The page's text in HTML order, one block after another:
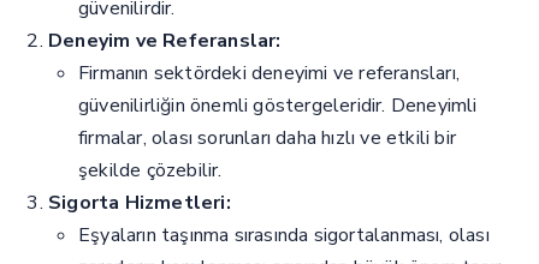
güvenilirdir.
Deneyim ve Referanslar:
Firmanın sektördeki deneyimi ve referansları,
güvenilirliğin önemli göstergeleridir. Deneyimli
firmalar, olası sorunları daha hızlı ve etkili bir
şekilde çözebilir.
Sigorta Hizmetleri:
Eşyaların taşınma sırasında sigortalanması, olası